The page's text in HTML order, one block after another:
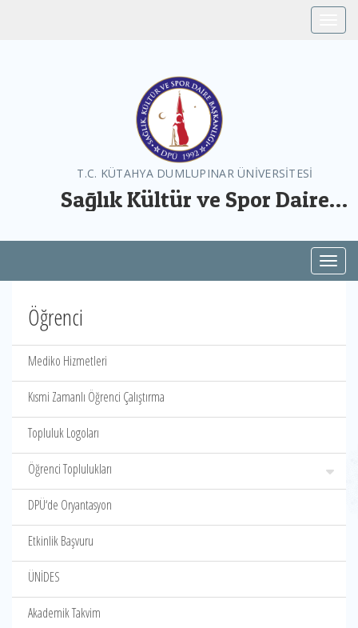
T.C. KÜTAHYA DUMLUPINAR ÜNİVERSİTESİ
Sağlık Kültür ve Spor Daire
Öğrenci
Mediko Hizmetleri
Kısmi Zamanlı Öğrenci Çalıştırma
Topluluk Logoları
Öğrenci Toplulukları
DPÜ‘de Oryantasyon
Etkinlik Başvuru
ÜNİDES
Akademik Takvim